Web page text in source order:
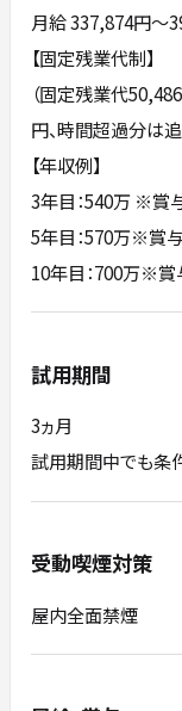
月給 337,874円～
【固定残業代制】
（固定残業代
円、時間超過分は
【年収例】
3年目：540万 ※賞
5年目：570万※賞
10年目：700万※賞
試用期間
3ヵ月
試用期間中でも条
受動喫煙対策
屋内全面禁煙